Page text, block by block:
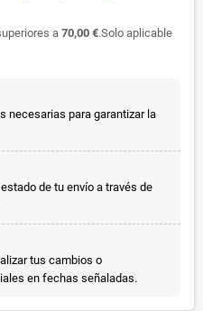
a 70,00 €.Solo aplicable
necesarias para garantizar la
de tu envío a través de
tus cambios o
en fechas señaladas.